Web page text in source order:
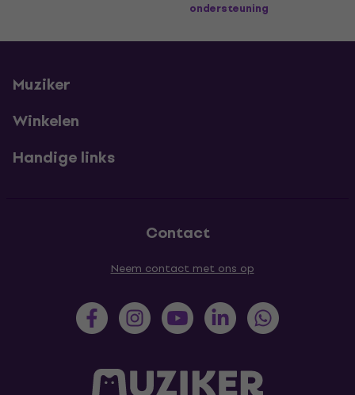
ondersteuning
Muziker
Winkelen
Handige links
Contact
Neem contact met ons op